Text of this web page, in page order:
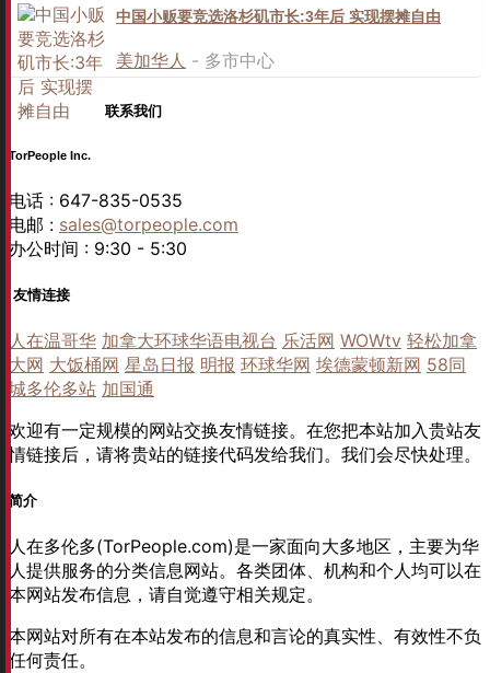
中国小贩要竞选洛杉矶市长:3年后 实现摆摊自由
美加华人 - 多市中心
联系我们
TorPeople Inc.
电话 : 647-835-0535
电邮 : sales@torpeople.com
办公时间 : 9:30 - 5:30
友情连接
人在温哥华 加拿大环球华语电视台 乐活网 WOWtv 轻松加拿
大网 大饭桶网 星岛日报 明报 环球华网 埃德蒙顿新网 58同
城多伦多站 加国通
欢迎有一定规模的网站交换友情链接。在您把本站加入贵站友
情链接后，请将贵站的链接代码发给我们。我们会尽快处理。
简介
人在多伦多(TorPeople.com)是一家面向大多地区，主要为华
人提供服务的分类信息网站。各类团体、机构和个人均可以在
本网站发布信息，请自觉遵守相关规定。
本网站对所有在本站发布的信息和言论的真实性、有效性不负
任何责任。